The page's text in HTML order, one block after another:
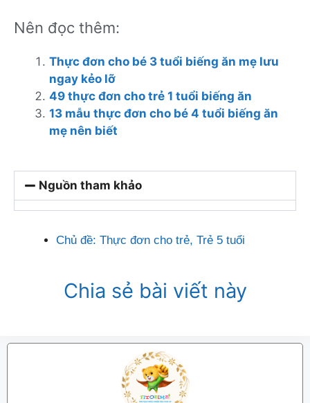
Nên đọc thêm:
Thực đơn cho bé 3 tuổi biếng ăn mẹ lưu
ngay kẻo lỡ
49 thực đơn cho trẻ 1 tuổi biếng ăn
13 mẫu thực đơn cho bé 4 tuổi biếng ăn
mẹ nên biết
Nguồn tham khảo
Chủ đề: Thực đơn cho trẻ, Trẻ 5 tuổi
Chia sẻ bài viết này